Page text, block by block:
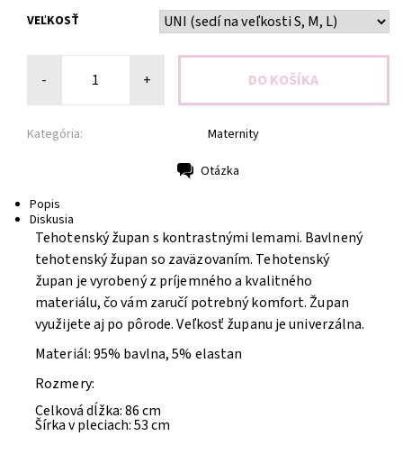
VEĽKOSŤ
- +
Kategória: Maternity
Otázka
Popis
Diskusia
Tehotenský župan s kontrastnými lemami. Bavlnený
tehotenský župan so zaväzovaním. Tehotenský
župan je vyrobený z príjemného a kvalitného
materiálu, čo vám zaručí potrebný komfort. Župan
využijete aj po pôrode. Veľkosť županu je univerzálna.
Materiál: 95% bavlna, 5% elastan
Rozmery:
Celková dĺžka: 86 cm
Šírka v pleciach: 53 cm